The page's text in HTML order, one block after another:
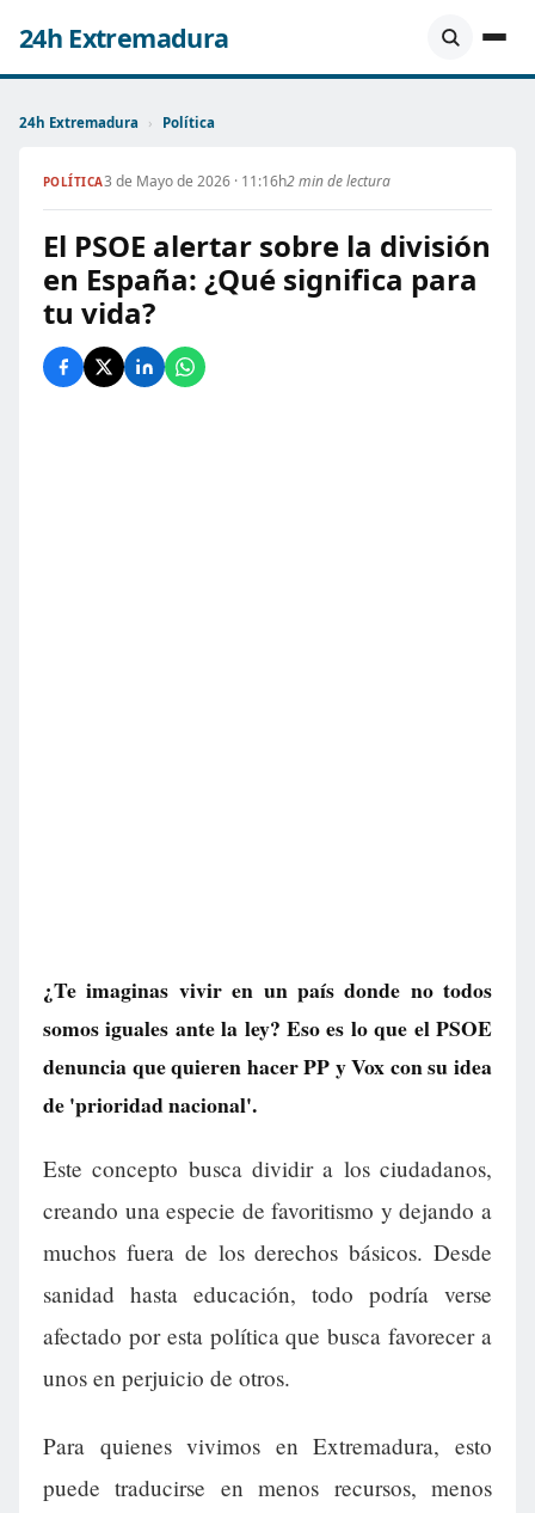
24h Extremadura
24h Extremadura › Política
POLÍTICA3 de Mayo de 2026 · 11:16h2 min de lectura
El PSOE alertar sobre la división
en España: ¿Qué significa para
tu vida?
¿Te imaginas vivir en un país donde no todos
somos iguales ante la ley? Eso es lo que el PSOE
denuncia que quieren hacer PP y Vox con su idea
de 'prioridad nacional'.
Este concepto busca dividir a los ciudadanos,
creando una especie de favoritismo y dejando a
muchos fuera de los derechos básicos. Desde
sanidad hasta educación, todo podría verse
afectado por esta política que busca favorecer a
unos en perjuicio de otros.
Para quienes vivimos en Extremadura, esto
puede traducirse en menos recursos, menos